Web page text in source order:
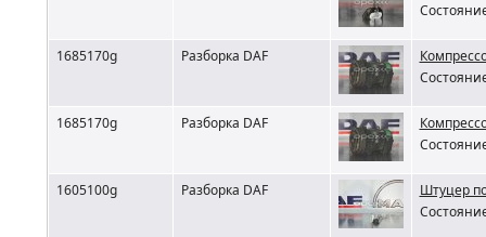
1685170g Разборка DAF
1685170g Разборка DAF
1605100g Разборка DAF
Штуцер